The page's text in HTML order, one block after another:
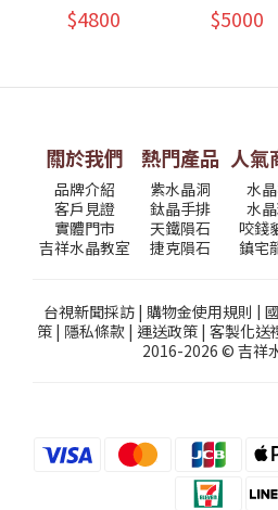
$4800 $5000
關於我們
品牌介紹
客戶見證
實體門市
吉祥水晶教室
熱門產品
紫水晶洞
鈦晶手排
天鐵隕石
捷克隕石
人氣
水
水
咬錢
鎮宅
台視新聞採訪| 購物金使用規則 |
策 | 隱私條款 | 運送政策 | 客製化送
2016-2026 © 吉祥